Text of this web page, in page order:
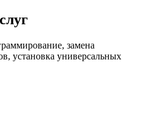
замена
установка универсальных